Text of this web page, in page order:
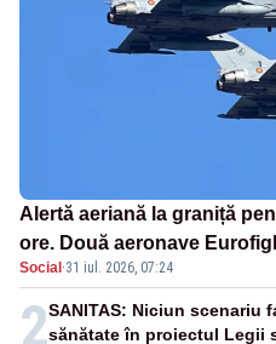
Alertă aeriană la graniță
ore. Două aeronave
ridicate de la sol
Social ·31 iul. 2026, 07:24
2SANITAS: Niciun scenariu
sănătate în proiectul Legii